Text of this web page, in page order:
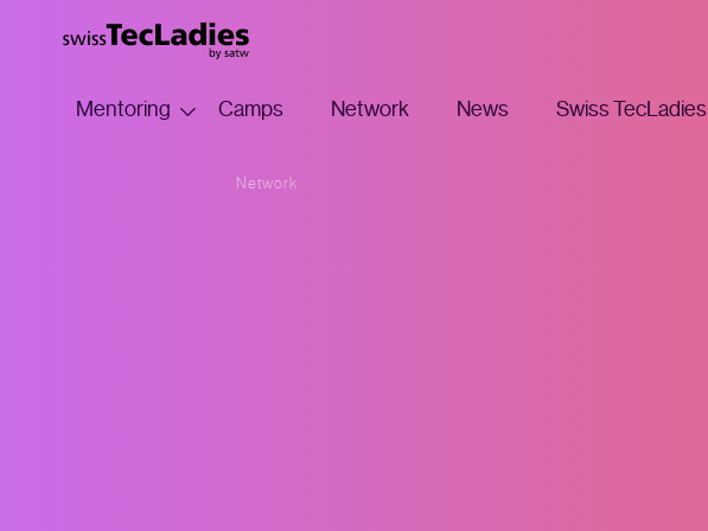
Mentoring Camps Network News Swiss TecLadies
Network